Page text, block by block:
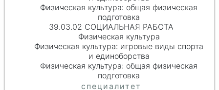
Физическая культура: общая физическая
подготовка
39.03.02 СОЦИАЛЬНАЯ РАБОТА
Физическая культура
Физическая культура: игровые виды спорта
и единоборства
Физическая культура: общая физическая
подготовка